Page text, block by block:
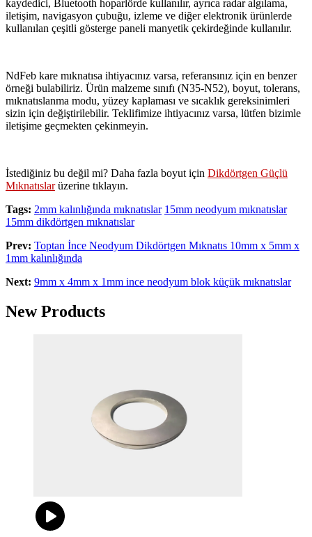
kaydedici, Bluetooth hoparlörde kullanılır, ayrıca radar algılama,
iletişim, navigasyon çubuğu, izleme ve diğer elektronik ürünlerde
kullanılan çeşitli gösterge paneli manyetik çekirdeğinde kullanılır.
NdFeb kare mıknatısa ihtiyacınız varsa, referansınız için en benzer
örneği bulabiliriz. Ürün malzeme sınıfı (N35-N52), boyut, tolerans,
mıknatıslanma modu, yüzey kaplaması ve sıcaklık gereksinimleri
sizin için değiştirilebilir. Teklifimize ihtiyacınız varsa, lütfen bizimle
iletişime geçmekten çekinmeyin.
İstediğiniz bu değil mi? Daha fazla boyut için Dikdörtgen Güçlü
Mıknatıslarüzerine tıklayın.
Tags: 2mm kalınlığında mıknatıslar 15mm neodyum mıknatıslar
15mm dikdörtgen mıknatıslar
Prev: Toptan İnce Neodyum Dikdörtgen Mıknatıs 10mm x 5mm x
1mm kalınlığında
Next: 9mm x 4mm x 1mm ince neodyum blok küçük mıknatıslar
New Products